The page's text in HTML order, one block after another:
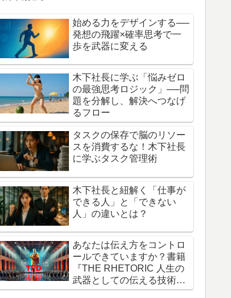
始める力をデザインする──
発想の飛躍×確率思考で一
歩を武器に変える
木下社長に学ぶ「悩みゼロ
の最強思考ロジック」──問
題を分解し、解決へつなげ
るフロー
タスクの保存で脳のリソー
スを消費するな！木下社長
に学ぶタスク管理術
木下社長と紐解く「仕事が
できる人」と「できない
人」の違いとは？
あなたは伝え方をコントロ
ールできていますか？書籍
『THE RHETORIC 人生の
武器としての伝える技術』
から得た学び3選